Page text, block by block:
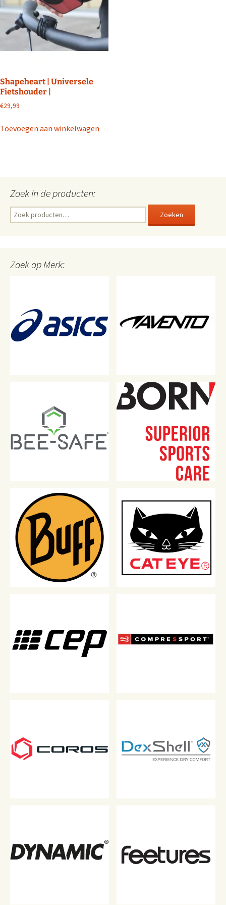
gekozen
worden
op
de
productpagina
Shapeheart | Universele
Fietshouder |
€29,99
Toevoegen aan winkelwagen
Zoek in de producten:
Zoeken
naar:
Zoeken
Zoek op Merk: